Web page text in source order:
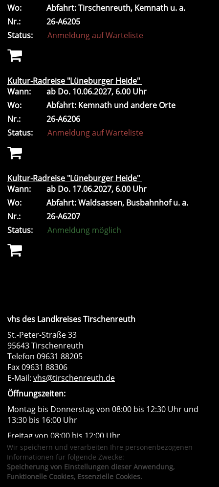
Wo:
Abfahrt: Tirschenreuth, Kemnath u. a.
Nr.:
26-A6205
Status:
Anmeldung auf Warteliste
Kultur-Radreise "Lüneburger Heide"
Wann:
ab Do. 10.06.2027, 6.00 Uhr
Wo:
Abfahrt: Kemnath und andere Orte
Nr.:
26-A6206
Status:
Anmeldung auf Warteliste
Kultur-Radreise "Lüneburger Heide"
Wann:
ab Do. 17.06.2027, 6.00 Uhr
Wo:
Abfahrt: Waldsassen, Busbahnhof u. a.
Nr.:
26-A6207
Status:
Anmeldung möglich
vhs des Landkreises Tirschenreuth
St.-Peter-Straße 33
95643 Tirschenreuth
Telefon 09631 88205
Fax 09631 88306
E-Mail: vhs@tirschenreuth.de
Öffnungszeiten:
Montag bis Donnerstag von 08:00 bis 12:30 Uhr und
13:30 bis 16:00 Uhr
Freitag von 08:00 bis 12:00 Uhr
Facebook
Instagram
Impressum
AGB
Datenschutzerklärung
Widerrufsformular
Newsletter
Sitemap
Wir speichern und verarbeiten Ihre personenbezogenen
Informationen für folgende Zwecke:
Speicherung von Einstellungen dieser Anwendung,
Funktionelle Cookies, Essenzielle Cookies.